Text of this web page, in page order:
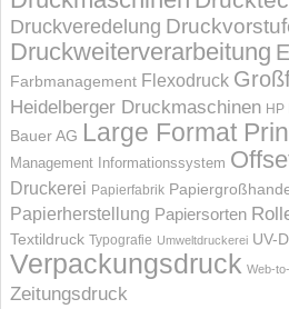
Druckveredelung
Druckweiterverarbeitung
Farbmanagement Flexodruck
Heidelberger Druckmaschinen HP
Bauer AG Large Format
Management Informations­system
Druckerei Papierfabrik
Papierherstellung Papiersorten
Textildruck Typografie Umweltdruckerei UV-
Verpackungsdruck Web-
Zeitungsdruck